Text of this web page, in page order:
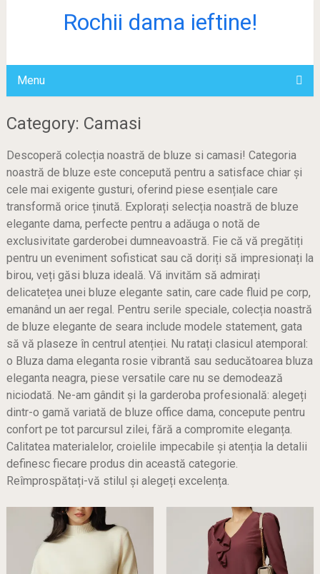
Rochii dama ieftine!
Menu
Category: Camasi
Descoperă colecția noastră de bluze si camasi! Categoria
noastră de bluze este concepută pentru a satisface chiar și
cele mai exigente gusturi, oferind piese esențiale care
transformă orice ținută. Explorați selecția noastră de bluze
elegante dama, perfecte pentru a adăuga o notă de
exclusivitate garderobei dumneavoastră. Fie că vă pregătiți
pentru un eveniment sofisticat sau că doriți să impresionați la
birou, veți găsi bluza ideală. Vă invităm să admirați
delicatețea unei bluze elegante satin, care cade fluid pe corp,
emanând un aer regal. Pentru serile speciale, colecția noastră
de bluze elegante de seara include modele statement, gata
să vă plaseze în centrul atenției. Nu ratați clasicul atemporal:
o Bluza dama eleganta rosie vibrantă sau seducătoarea bluza
eleganta neagra, piese versatile care nu se demodează
niciodată. Ne-am gândit și la garderoba profesională: alegeți
dintr-o gamă variată de bluze office dama, concepute pentru
confort pe tot parcursul zilei, fără a compromite eleganța.
Calitatea materialelor, croielile impecabile și atenția la detalii
definesc fiecare produs din această categorie.
Reîmprospătați-vă stilul și alegeți excelența.